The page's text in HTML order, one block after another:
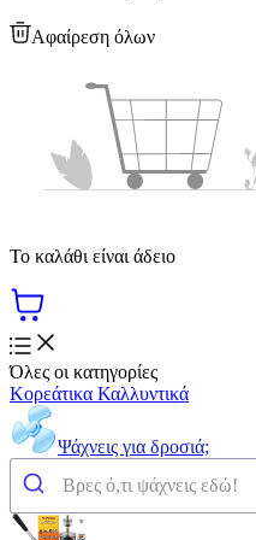
Αφαίρεση όλων
Το καλάθι είναι άδειο
Όλες οι κατηγορίες
Κορεάτικα Καλλυντικά
Ψάχνεις για δροσιά;